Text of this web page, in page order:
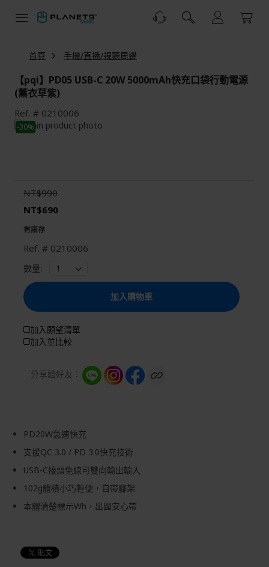
首頁
手機/直播/視聽周邊
【pqi】PD05 USB-C 20W 5000mAh快充口袋行動電源
(薰衣草紫)
Ref. 0210006
Skip
to
images
gallery
-30%
Skip
the
images
PD20W急速快充
支援QC 3.0 / PD 3.0快充技術
USB-C接頭免線可雙向輸出輸入
102g體積小巧輕便，自帶腳架
本體清楚標示Wh ，出國安心帶
NT$990
NT$690
有庫存
Ref. 0210006
數量:
加入購物車
加入願望清單
加入並比較
分享給好友：